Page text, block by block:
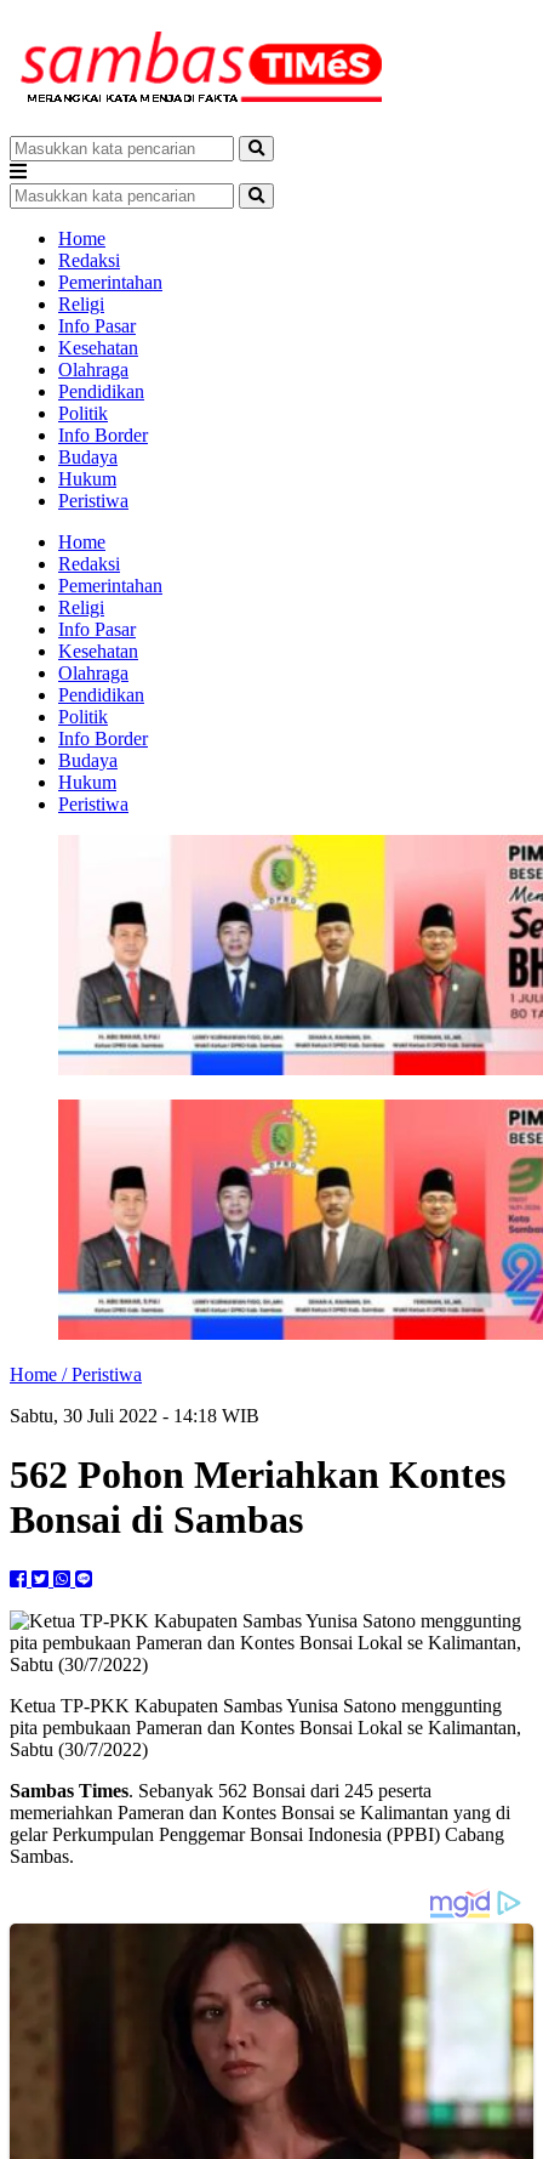
Home
Redaksi
Pemerintahan
Religi
Info Pasar
Kesehatan
Olahraga
Pendidikan
Politik
Info Border
Budaya
Hukum
Peristiwa
Home
Redaksi
Pemerintahan
Religi
Info Pasar
Kesehatan
Olahraga
Pendidikan
Politik
Info Border
Budaya
Hukum
Peristiwa
Home /Peristiwa
Sabtu, 30 Juli 2022 - 14:18 WIB
562 Pohon Meriahkan Kontes
Bonsai di Sambas
Ketua TP-PKK Kabupaten Sambas Yunisa Satono menggunting
pita pembukaan Pameran dan Kontes Bonsai Lokal se Kalimantan,
Sabtu (30/7/2022)
Sambas Times. Sebanyak 562 Bonsai dari 245 peserta
memeriahkan Pameran dan Kontes Bonsai se Kalimantan yang di
gelar Perkumpulan Penggemar Bonsai Indonesia (PPBI) Cabang
Sambas.